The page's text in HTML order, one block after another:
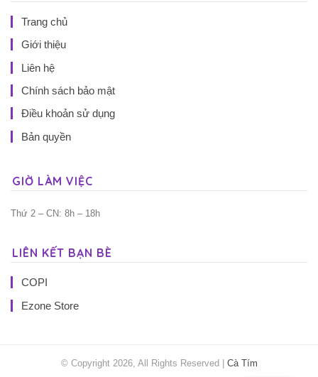
Trang chủ
Giới thiệu
Liên hệ
Chính sách bảo mật
Điều khoản sử dụng
Bản quyền
GIỜ LÀM VIỆC
Thứ 2 – CN: 8h – 18h
LIÊN KẾT BẠN BÈ
COPI
Ezone Store
© Copyright 2026, All Rights Reserved | Cà Tím